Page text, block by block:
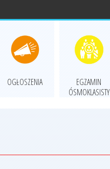
OGŁOSZENIA
EGZAMIN
ÓSMOKLASISTY